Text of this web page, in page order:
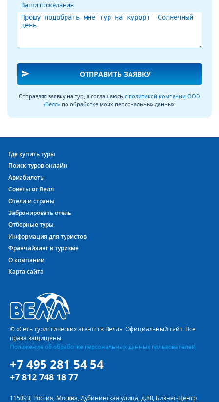
Ваши пожелания
send ОТПРАВИТЬ ЗАЯВКУ
Отправляя заявку на тур, я соглашаюсь с политикой компании ООО
«Велл» по обработке моих персональных данных.
Где купить туры
Поиск туров онлайн
Авиабилеты
Советы от Велл
Отели и страны
Забронировать отель
Отборные туры
Информация для туристов
Франчайзинг в туризме
О компании
Карта сайта
© «Сеть туристических агентств Велл». Официальный сайт. Все
права защищены.
Положение об обработке персональных данных пользователей
+7 495 281 54 54
+7 812 748 18 77
115093, Россия, Москва, Дубининская улица, д.80, Бизнес-Центр,